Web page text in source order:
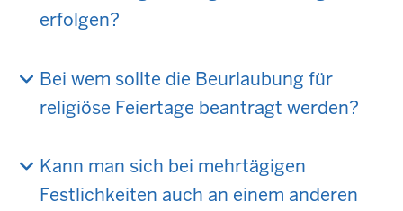
erfolgen?
Bei wem sollte die Beurlaubung für
religiöse Feiertage beantragt werden?
Kann man sich bei mehrtägigen
Festlichkeiten auch an einem anderen